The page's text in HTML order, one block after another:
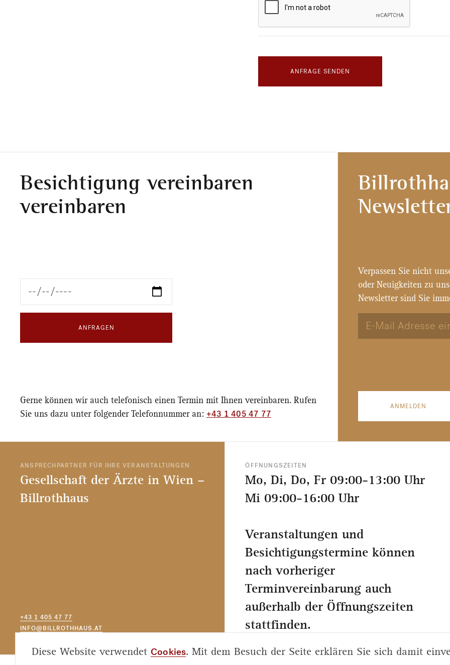
ANFRAGE SENDEN
Besichtigung vereinbaren
vereinbaren
ANFRAGEN
Gerne können wir auch telefonisch einen Termin mit Ihnen vereinbaren. Rufen
Sie uns dazu unter folgender Telefonnummer an: +43 1 405 47 77
Verpassen Sie nicht
oder Neuigkeiten zu
Newsletter sind Sie
ANMELDEN
ANSPRECHPARTNER FÜR IHRE VERANSTALTUNGEN
Gesellschaft der Ärzte in Wien –
Billrothhaus
+43 1 405 47 77
INFO@BILLROTHHAUS.AT
ÖFFNUNGSZEITEN
Mo, Di, Do, Fr 09:00-13:00 Uhr
Mi 09:00-16:00 Uhr
Veranstaltungen und
Besichtigungstermine können
nach vorheriger
Terminvereinbarung auch
außerhalb der Öffnungszeiten
stattfinden.
Diese Website verwendet Cookies. Mit dem Besuch der Seite erklären Sie sich damit